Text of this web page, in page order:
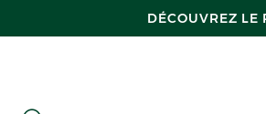
DÉCOUVREZ LE